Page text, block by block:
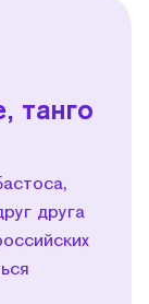
танго
друга